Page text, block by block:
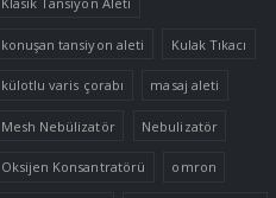
konuşan tansiyon aleti Kulak Tıkacı
külotlu varis çorabı masaj aleti
Mesh Nebülizatör Nebulizatör
Oksijen Konsantratörü omron